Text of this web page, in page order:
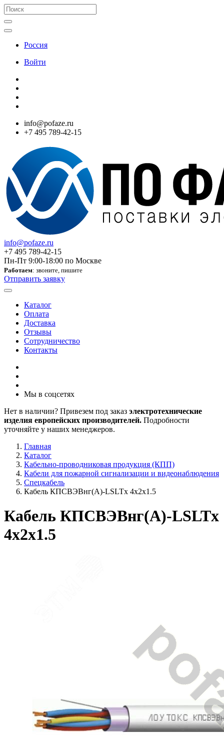
Россия
Войти
info@pofaze.ru
+7 495 789-42-15
info@pofaze.ru
+7 495 789-42-15
Пн-Пт 9:00-18:00 по Москве
Работаем: звоните, пишите
Отправить заявку
Каталог
Оплата
Доставка
Отзывы
Сотрудничество
Контакты
Мы в соцсетях
Нет в наличии? Привезем под заказ электротехнические
изделия европейских производителей. Подробности
уточняйте у наших менеджеров.
Главная
Каталог
Кабельно-проводниковая продукция (КПП)
Кабели для пожарной сигнализации и видеонаблюдения
Спецкабель
Кабель КПСВЭВнг(А)-LSLTx 4х2х1.5
Кабель КПСВЭВнг(А)-LSLTx
4х2х1.5